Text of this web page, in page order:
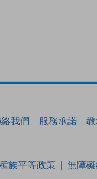
我們 服務承諾
族平等政策 無障